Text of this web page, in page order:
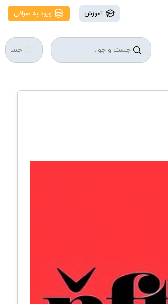
آموزش ورود به صرافی